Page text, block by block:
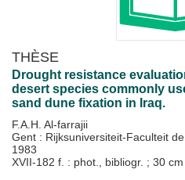
THÈSE
Drought resistance
desert species commonly
sand dune fixation in Iraq.
F.A.H. Al-farrajii
Gent : Rijksuniversiteit-Faculteit
1983
XVII-182 f. : phot., bibliogr. ; 30 cm